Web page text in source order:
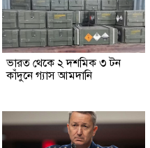
ভারত থেকে ২ দশমিক ৩ টন
কাঁদুনে গ্যাস আমদানি